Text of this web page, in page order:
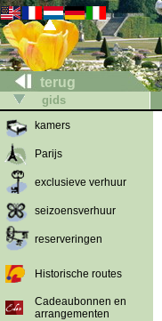
terug
gids
kamers
Parijs
exclusieve verhuur
seizoensverhuur
reserveringen
Historische routes
Cadeaubonnen en
arrangementen